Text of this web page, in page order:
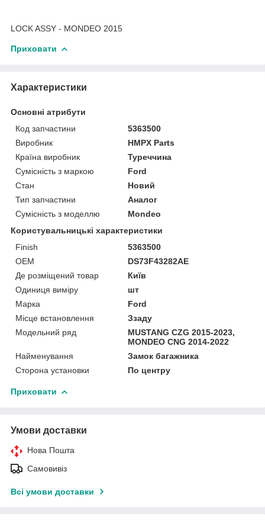
LOCK ASSY - MONDEO 2015
Приховати
Характеристики
Основні атрибути
Код запчастини
5363500
Виробник
HMPX Parts
Країна виробник
Туреччина
Сумісність з маркою
Ford
Стан
Новий
Тип запчастини
Аналог
Сумісність з моделлю
Mondeo
Користувальницькі характеристики
Finish
5363500
OEM
DS73F43282AE
Де розміщений товар
Київ
Одиниця виміру
шт
Марка
Ford
Місце встановлення
Ззаду
Модельний ряд
MUSTANG CZG 2015-2023,
MONDEO CNG 2014-2022
Найменування
Замок багажника
Сторона установки
По центру
Приховати
Умови доставки
Нова Пошта
Самовивіз
Всі умови доставки